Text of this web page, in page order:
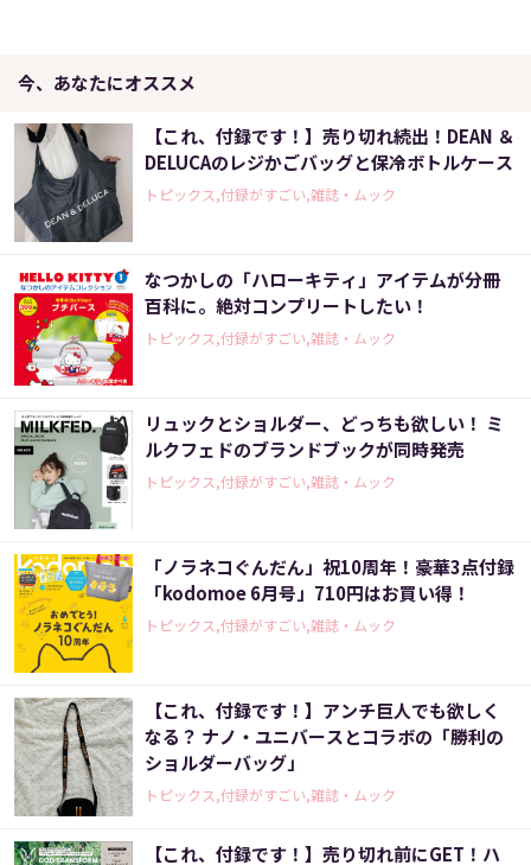
今、あなたにオススメ
【これ、付録です！】売り切れ続出！DEAN ＆
DELUCAのレジかごバッグと保冷ボトルケース
トピックス,付録がすごい,雑誌・ムック
なつかしの「ハローキティ」アイテムが分冊
百科に。絶対コンプリートしたい！
トピックス,付録がすごい,雑誌・ムック
リュックとショルダー、どっちも欲しい！ ミ
ルクフェドのブランドブックが同時発売
トピックス,付録がすごい,雑誌・ムック
「ノラネコぐんだん」祝10周年！豪華3点付録
「kodomoe 6月号」710円はお買い得！
トピックス,付録がすごい,雑誌・ムック
【これ、付録です！】アンチ巨人でも欲しく
なる？ ナノ・ユニバースとコラボの「勝利の
ショルダーバッグ」
トピックス,付録がすごい,雑誌・ムック
【これ、付録です！】売り切れ前にGET！ハ